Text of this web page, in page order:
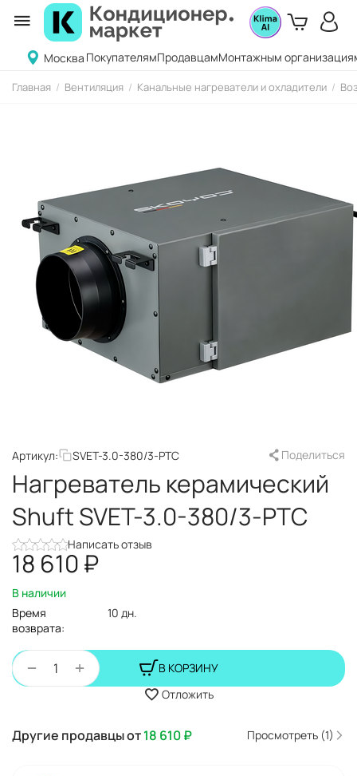
Москва ПокупателямПродавцамМонтажным
Главная / Вентиляция / Канальные нагреватели и охладители /
Артикул: SVET-3.0-380/3-PTC Поделиться
Нагреватель керамический
Shuft SVET-3.0-380/3-PTC
Написать отзыв
18 610₽
В наличии
Время
возврата:
10 дн.
+
−
В КОРЗИНУ
Отложить
Другие продавцы от18 610₽ Просмотреть (1)